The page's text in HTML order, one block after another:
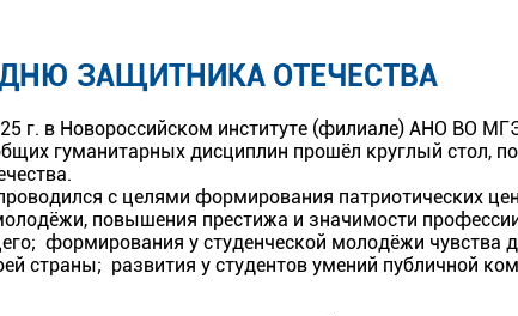
ЗАЩИТНИКА ОТЕЧЕСТВА
г. в Новороссийском институте (филиале) АНО ВО
гуманитарных дисциплин прошёл круглый стол,
с целями формирования патриотических
повышения престижа и значимости
формирования у студенческой молодёжи чувства
страны; развития у студентов умений публичной